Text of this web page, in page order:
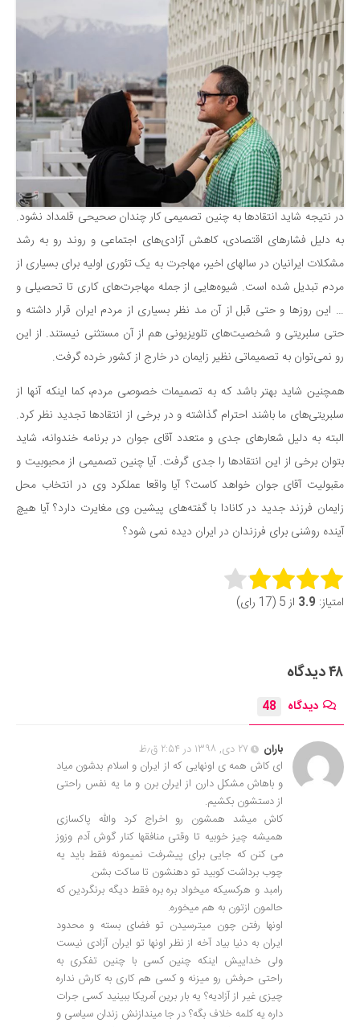
در نتیجه شاید انتقادها به چنین تصمیمی کار چندان صحیحی قلمداد نشود.
به دلیل فشارهای اقتصادی، کاهش آزادی‌های اجتماعی و روند رو به رشد
مشکلات ایرانیان در سالهای اخیر، مهاجرت به یک تئوری اولیه برای بسیاری از
مردم تبدیل شده است. شیوه‌هایی از جمله مهاجرت‌های کاری تا تحصیلی و
… این روزها و حتی قبل از آن مد نظر بسیاری از مردم ایران قرار داشته و
حتی سلبریتی و شخصیت‌های تلویزیونی هم از آن مستثنی نیستند. از این
رو نمی‌توان به تصمیماتی نظیر زایمان در خارج از کشور خرده گرفت.
همچنین شاید بهتر باشد که به تصمیمات خصوصی مردم، کما اینکه آنها از
سلبریتی‌های ما باشند احترام گذاشته و در برخی از انتقادها تجدید نظر کرد.
البته به دلیل شعارهای جدی و متعدد آقای جوان در برنامه خندوانه، شاید
بتوان برخی از این انتقادها را جدی گرفت. آیا چنین تصمیمی از محبوبیت و
مقبولیت آقای جوان خواهد کاست؟ آیا واقعا عملکرد وی در انتخاب محل
زایمان فرزند جدید در کانادا با گفته‌های پیشین وی مغایرت دارد؟ آیا هیچ
آینده روشنی برای فرزندان در ایران دیده نمی شود؟
Rate this item:
امتیاز: 3.9 از 5 (17 رای)
۴۸ دیدگاه
دیدگاه 48
باران
۲۷ دی, ۱۳۹۸ در ۲:۵۴ ق٫ظ
ای کاش همه ی اونهایی که از ایران و اسلام بدشون میاد
و باهاش مشکل دارن از ایران برن و ما یه نفس راحتی
از دستشون بکشیم‌.
کاش میشد همشون رو اخراج کرد والله پاکسازی
همیشه چیز خوبیه تا وقتی منافقها کنار گوش آدم وزوز
می کنن که جایی برای پیشرفت نمیمونه فقط باید یه
چوب برداشت کوبید تو دهنشون تا ساکت بشن.
رامبد و هرکسیکه میخواد بره بره فقط دیگه برنگردین که
حالمون ازتون به هم میخوره.
اونها رفتن چون میترسیدن تو فضای بسته و محدود
ایران به دنیا بیاد آخه از نظر اونها تو ایران آزادی نیست
ولی خداییش اینکه چنین کسی با چنین تفکری به
راحتی حرفش رو میزنه و کسی هم کاری به کارش نداره
چیزی غیر از آزادیه؟ یه بار برین آمریکا ببینید کسی جرات
داره یه کلمه خلاف بگه؟ در جا میندازنش زندان سیاسی و